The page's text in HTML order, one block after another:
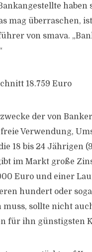
mag überraschen,
von smava.
18.759 Euro
der von
Verwendung,
18 bis 24 Jährigen
im Markt große
Euro und einer
hundert oder
muss, sollte nicht
für ihn günstigsten